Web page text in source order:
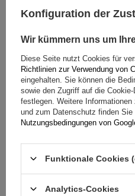
Konfiguration der
Wir kümmern uns um
Diese Seite nutzt Cookies für
Richtlinien zur Verwendung von
eingehalten. Sie können die
sowie den Zugriff auf die
festlegen. Weitere
und zum Datenschutz finden Sie
Nutzungsbedingungen von
Funktionale Cookies
Analytics-Cookies